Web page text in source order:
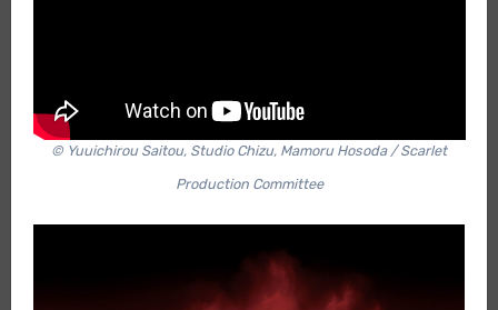
© Yuuichirou Saitou, Studio Chizu, Mamoru Hosoda / Scarlet
Production Committee